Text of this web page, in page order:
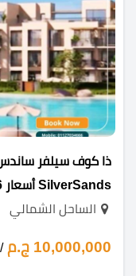
SilverSands أسعار 2026
الساحل الشمالي
10,000,000 ج.م